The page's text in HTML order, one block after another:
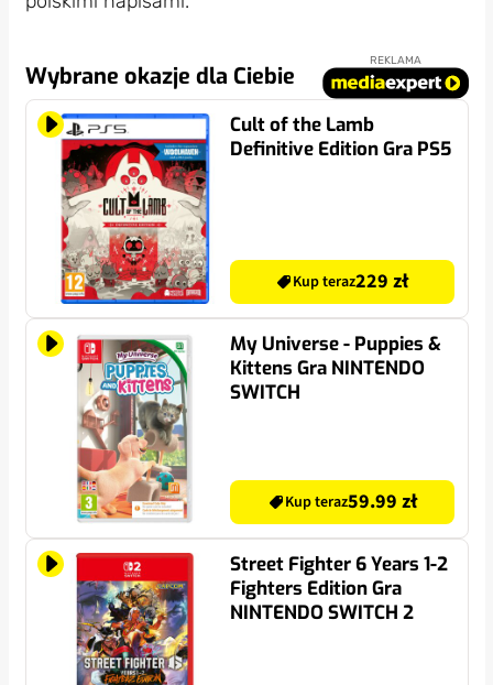
Wybrane okazje dla Ciebie
REKLAMA
Cult of the Lamb
Definitive Edition Gra PS5
Kup teraz229 zł
My Universe - Puppies &
Kittens Gra NINTENDO
SWITCH
Kup teraz59.99 zł
Street Fighter 6 Years 1-2
Fighters Edition Gra
NINTENDO SWITCH 2